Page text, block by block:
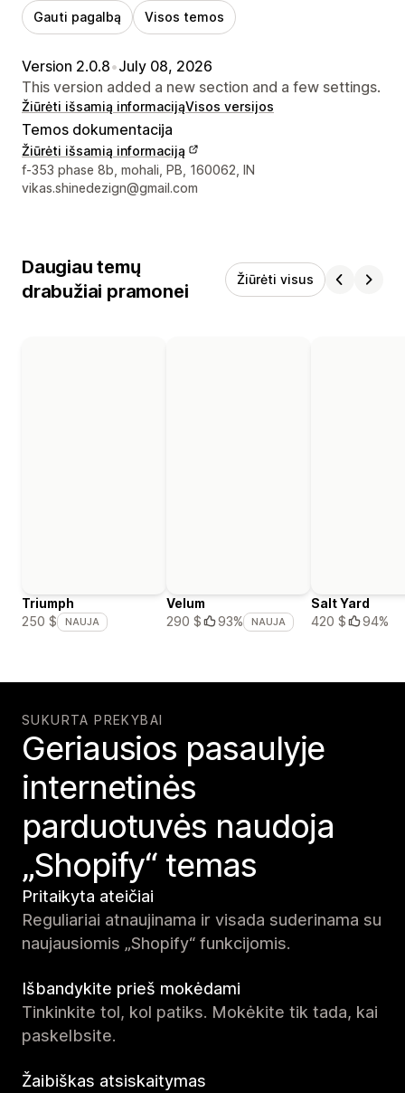
Gauti pagalbą Visos temos
Version 2.0.8•July 08, 2026
This version added a new section and a few settings.
Žiūrėti išsamią informacijąVisos versijos
Temos dokumentacija
Žiūrėti išsamią informaciją
Kūrėjo kontaktiniai duomenys
f-353 phase 8b, mohali, PB, 160062, IN
vikas.shinedezign@gmail.com
Daugiau temų
drabužiai pramonei
Žiūrėti visus
Triumph
250 $
NAUJA
Velum
290 $
93% NAUJA
Salt Yard
420 $
94%
SUKURTA PREKYBAI
Geriausios pasaulyje
internetinės
parduotuvės naudoja
„Shopify“ temas
Pritaikyta ateičiai
Reguliariai atnaujinama ir visada suderinama su
naujausiomis „Shopify“ funkcijomis.
Išbandykite prieš mokėdami
Tinkinkite tol, kol patiks. Mokėkite tik tada, kai
paskelbsite.
Žaibiškas atsiskaitymas